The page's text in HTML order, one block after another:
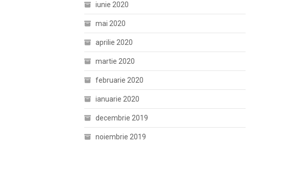
iunie 2020
mai 2020
aprilie 2020
martie 2020
februarie 2020
ianuarie 2020
decembrie 2019
noiembrie 2019